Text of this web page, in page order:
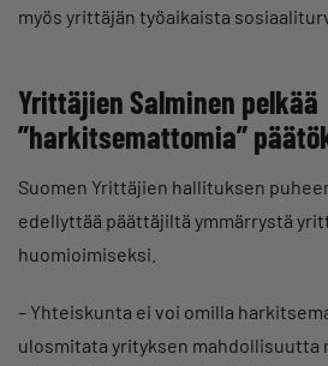
myös yrittäjän työaikaista
Yrittäjien Salminen pelkää
”harkitsemattomia”
Suomen Yrittäjien hallituksen
edellyttää päättäjiltä ymmärrystä
huomioimiseksi.
– Yhteiskunta ei voi omilla
ulosmitata yrityksen mahdollisuutta